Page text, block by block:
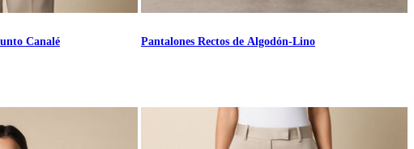
Canalé Pantalones Rectos de Algodón-Lino